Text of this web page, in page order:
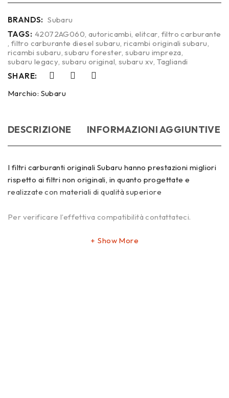
BRANDS: Subaru
TAGS: 42072AG060, autoricambi,elitcar, filtro carburante
, filtro carburante diesel subaru,ricambi originali subaru,
ricambi subaru,subaru forester,subaru impreza,
subaru legacy,subaru original, subaru xv,Tagliandi
SHARE:
Marchio: Subaru
DESCRIZIONE INFORMAZIONI AGGIUNTIVE
I filtri carburanti originali Subaru hanno prestazioni migliori
rispetto ai filtri non originali, in quanto progettate e
realizzate con materiali di qualità superiore
Per verificare l’effettiva compatibilità contattateci.
Show More